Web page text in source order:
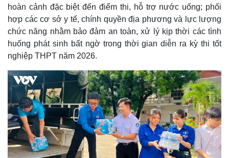
hoàn cảnh đặc biệt đến điểm thi, hỗ trợ nước uống; phối
hợp các cơ sở y tế, chính quyền địa phương và lực lượng
chức năng nhằm bảo đảm an toàn, xử lý kịp thời các tình
huống phát sinh bất ngờ trong thời gian diễn ra kỳ thi tốt
nghiệp THPT năm 2026.